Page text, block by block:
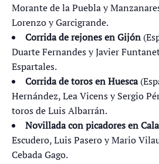
Morante de la Puebla y
Lorenzo y Garcigrande.
Corrida de rejones en Gijón
Duarte Fernandes y Javier
Espartales.
Corrida de toros en Huesca
Hernández, Lea Vicens y Sergio
toros de Luis Albarrán.
Novillada con picadores en
Escudero, Luis Pasero y Mario
Cebada Gago.